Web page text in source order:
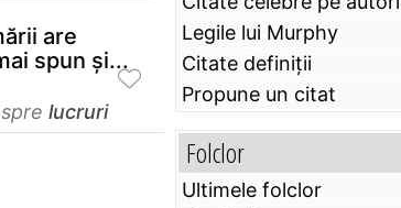
are
spun şi...
lucruri
Legile lui Murphy
Citate definiţii
Propune un citat
Folclor
Ultimele folclor